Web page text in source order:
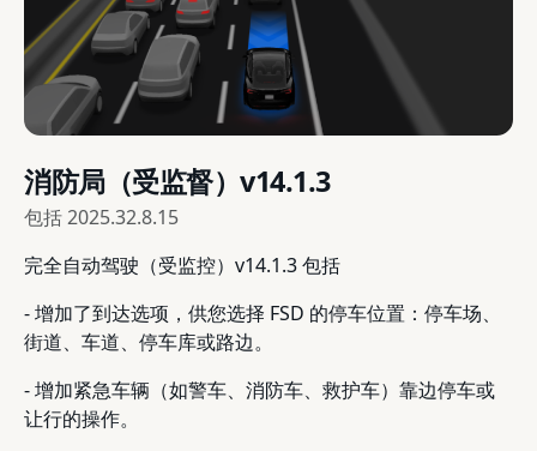
消防局（受监督）v14.1.3
包括2025.32.8.15
完全自动驾驶（受监控）v14.1.3 包括
- 增加了到达选项，供您选择 FSD 的停车位置：停车场、
街道、车道、停车库或路边。
- 增加紧急车辆（如警车、消防车、救护车）靠边停车或
让行的操作。